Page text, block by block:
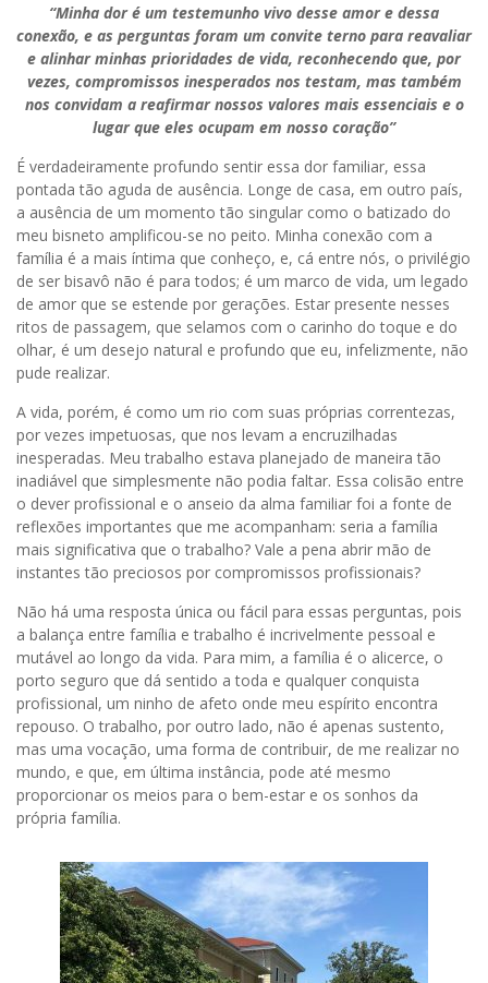
“Minha dor é um testemunho vivo desse amor e dessa
conexão, e as perguntas foram um convite terno para reavaliar
e alinhar minhas prioridades de vida, reconhecendo que, por
vezes, compromissos inesperados nos testam, mas também
nos convidam a reafirmar nossos valores mais essenciais e o
lugar que eles ocupam em nosso coração”
É verdadeiramente profundo sentir essa dor familiar, essa
pontada tão aguda de ausência. Longe de casa, em outro país,
a ausência de um momento tão singular como o batizado do
meu bisneto amplificou-se no peito. Minha conexão com a
família é a mais íntima que conheço, e, cá entre nós, o privilégio
de ser bisavô não é para todos; é um marco de vida, um legado
de amor que se estende por gerações. Estar presente nesses
ritos de passagem, que selamos com o carinho do toque e do
olhar, é um desejo natural e profundo que eu, infelizmente, não
pude realizar.
A vida, porém, é como um rio com suas próprias correntezas,
por vezes impetuosas, que nos levam a encruzilhadas
inesperadas. Meu trabalho estava planejado de maneira tão
inadiável que simplesmente não podia faltar. Essa colisão entre
o dever profissional e o anseio da alma familiar foi a fonte de
reflexões importantes que me acompanham: seria a família
mais significativa que o trabalho? Vale a pena abrir mão de
instantes tão preciosos por compromissos profissionais?
Não há uma resposta única ou fácil para essas perguntas, pois
a balança entre família e trabalho é incrivelmente pessoal e
mutável ao longo da vida. Para mim, a família é o alicerce, o
porto seguro que dá sentido a toda e qualquer conquista
profissional, um ninho de afeto onde meu espírito encontra
repouso. O trabalho, por outro lado, não é apenas sustento,
mas uma vocação, uma forma de contribuir, de me realizar no
mundo, e que, em última instância, pode até mesmo
proporcionar os meios para o bem-estar e os sonhos da
própria família.